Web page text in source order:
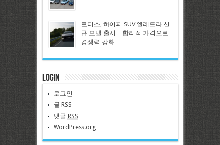
로터스, 하이퍼 SUV 엘레트라 신
규 모델 출시…합리적 가격으로
경쟁력 강화
Login
로그인
글 RSS
댓글 RSS
WordPress.org